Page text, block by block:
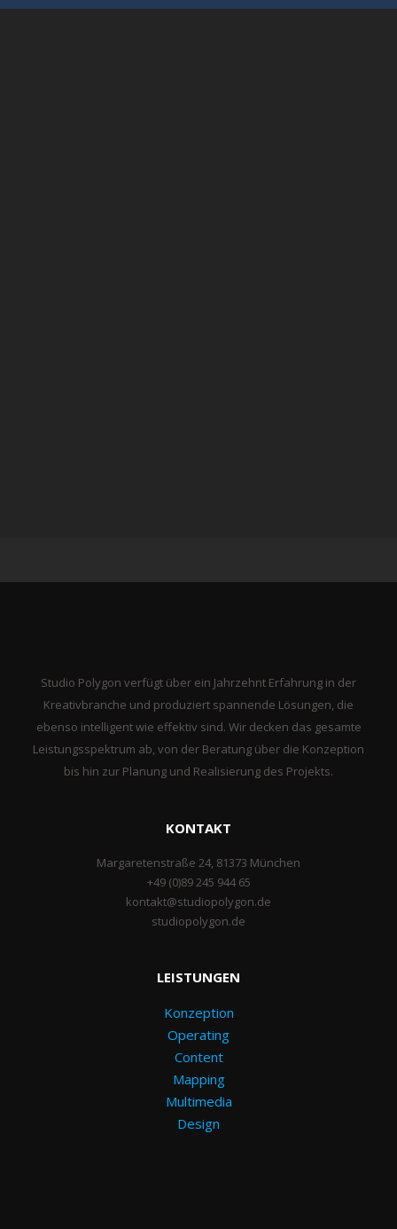
Studio Polygon verfügt über ein Jahrzehnt Erfahrung in der
Kreativbranche und produziert spannende Lösungen, die
ebenso intelligent wie effektiv sind. Wir decken das gesamte
Leistungsspektrum ab, von der Beratung über die Konzeption
bis hin zur Planung und Realisierung des Projekts.
KONTAKT
Margaretenstraße 24, 81373 München
+49 (0)89 245 944 65
kontakt@studiopolygon.de
studiopolygon.de
LEISTUNGEN
Konzeption
Operating
Content
Mapping
Multimedia
Design